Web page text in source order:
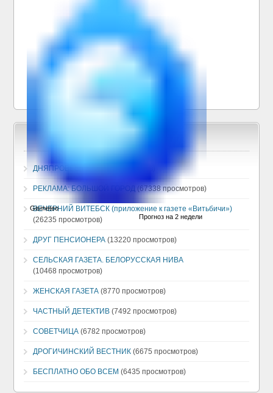
ДНЯПРОВЕЦ(130379 просмотров)
РЕКЛАМА: БОЛЬШОЙ ГОРОД (67338 просмотров)
ВЕЧЕРНИЙ ВИТЕБСК (приложение к газете «Витьбичи»)
(26235 просмотров)
ДРУГ ПЕНСИОНЕРА (13220 просмотров)
СЕЛЬСКАЯ ГАЗЕТА. БЕЛОРУССКАЯ НИВА
(10468 просмотров)
ЖЕНСКАЯ ГАЗЕТА (8770 просмотров)
ЧАСТНЫЙ ДЕТЕКТИВ (7492 просмотров)
СОВЕТЧИЦА (6782 просмотров)
ДРОГИЧИНСКИЙ ВЕСТНИК (6675 просмотров)
БЕСПЛАТНО ОБО ВСЕМ (6435 просмотров)